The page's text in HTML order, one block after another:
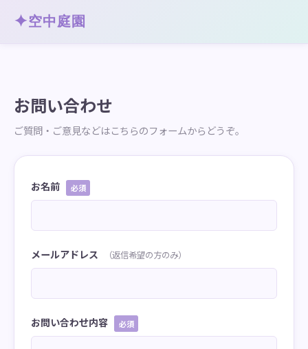
✦空中庭園
お問い合わせ
ご質問・ご意見などはこちらのフォームからどうぞ。
お名前 必須
メールアドレス （返信希望の方のみ）
お問い合わせ内容 必須